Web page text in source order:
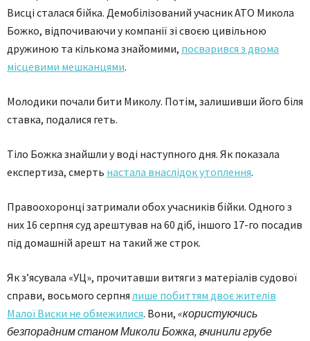
Висці сталася бійка. Демобілізований учасник АТО Микола
Божко, відпочиваючи у компанії зі своєю цивільною
дружиною та кількома знайомими, посварився з двома
місцевими мешканцями.
Молодики почали бити Миколу. Потім, залишивши його біля
ставка, подалися геть.
Тіло Божка знайшли у воді наступного дня. Як показала
експертиза, смерть настала внаслідок утоплення.
Правоохоронці затримали обох учасників бійки. Одного з
них 16 серпня суд арештував на 60 діб, іншого 17-го посадив
під домашній арешт на такий же строк.
Як з’ясувала «УЦ», прочитавши витяги з матеріалів судової
справи, восьмого серпня лише побиттям двоє жителів
Малої Виски не обмежилися. Вони, «користуючись
безпорадним станом Миколи Божка, вчинили грубе